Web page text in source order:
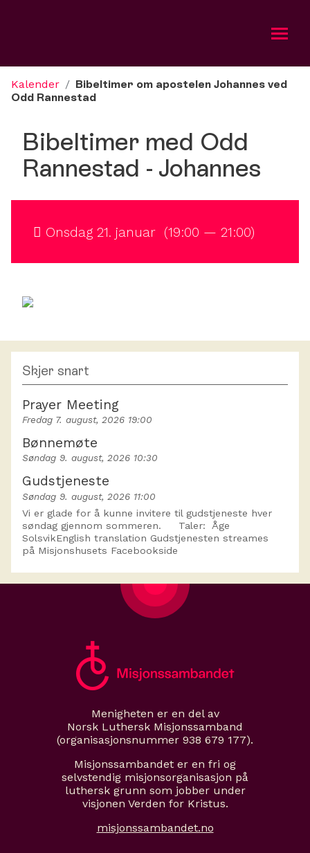
Om oss
Bli med
Kalender
Taler
Gi en gave
Kalender / Bibeltimer om apostelen Johannes ved
Odd Rannestad
Bibeltimer med Odd
Rannestad - Johannes
Onsdag 21. januar (19:00 — 21:00)
Skjer snart
Prayer Meeting
Fredag 7. august, 2026 19:00
Bønnemøte
Søndag 9. august, 2026 10:30
Gudstjeneste
Søndag 9. august, 2026 11:00
Vi er glade for å kunne invitere til gudstjeneste hver
søndag gjennom sommeren. Taler: Åge
SolsvikEnglish translation Gudstjenesten streames
på Misjonshusets Facebookside
Menigheten er en del av
Norsk Luthersk Misjonssamband
(organisasjonsnummer 938 679 177).
Misjonssambandet er en fri og
selvstendig misjonsorganisasjon på
luthersk grunn som jobber under
visjonen Verden for Kristus.
misjonssambandet.no